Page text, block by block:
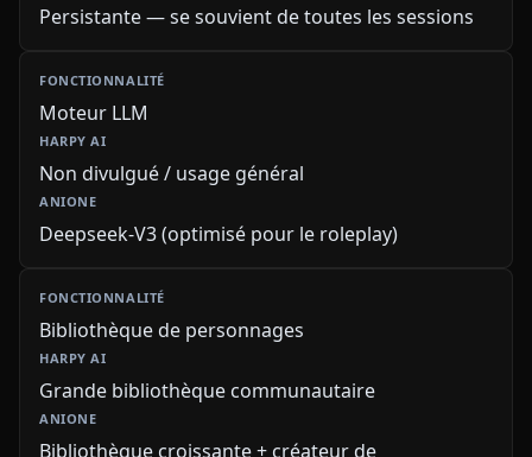
Persistante — se souvient de toutes les sessions
Moteur LLM
Non divulgué / usage général
Deepseek-V3 (optimisé pour le roleplay)
Bibliothèque de personnages
Grande bibliothèque communautaire
Bibliothèque croissante + créateur de